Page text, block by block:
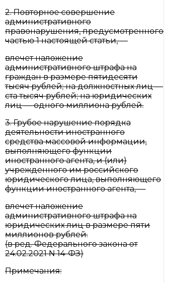
2. Повторное совершение
административного
правонарушения, предусмотренного
частью 1 настоящей статьи, —
влечет наложение
административного штрафа на
граждан в размере пятидесяти
тысяч рублей; на должностных лиц —
ста тысяч рублей; на юридических
лиц — одного миллиона рублей.
3. Грубое нарушение порядка
деятельности иностранного
средства массовой информации,
выполняющего функции
иностранного агента, и (или)
учрежденного им российского
юридического лица, выполняющего
функции иностранного агента, —
влечет наложение
административного штрафа на
юридических лиц в размере пяти
миллионов рублей.
(в ред. Федерального закона от
24.02.2021 N 14-ФЗ)
Примечания: